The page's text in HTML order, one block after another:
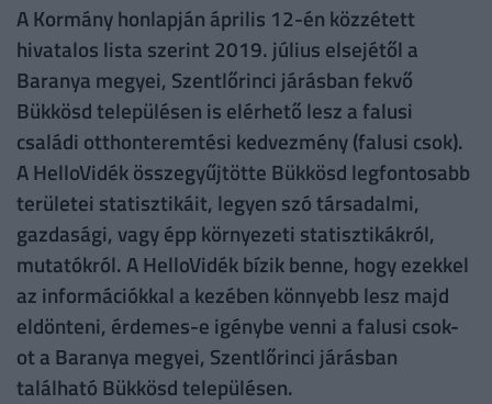
A Kormány honlapján április 12-én közzétett
hivatalos lista szerint 2019. július elsejétől a
Baranya megyei, Szentlőrinci járásban fekvő
Bükkösd településen is elérhető lesz a falusi
családi otthonteremtési kedvezmény (falusi csok).
A HelloVidék összegyűjtötte Bükkösd legfontosabb
területei statisztikáit, legyen szó társadalmi,
gazdasági, vagy épp környezeti statisztikákról,
mutatókról. A HelloVidék bízik benne, hogy ezekkel
az információkkal a kezében könnyebb lesz majd
eldönteni, érdemes-e igénybe venni a falusi csok-
ot a Baranya megyei, Szentlőrinci járásban
található Bükkösd településen.